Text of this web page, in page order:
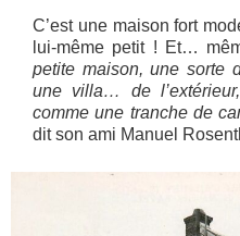
C’est une maison fort
lui-même petit ! Et…
petite maison, une sorte
une villa… de
comme une tranche de
dit son ami Manuel